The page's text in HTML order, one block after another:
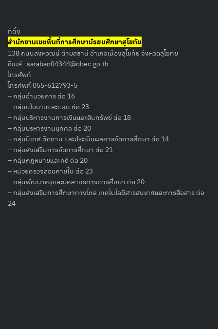
for:
ที่ตั้ง
สำนักงานเขตพื้นที่การศึกษามัธยมศึกษาสุโขทัย
138 ถนนสิงหวัฒน์ ตำบลธานี อำเภอเมืองสุโขทัย จังหวัดสุโขทัย
อีเมล์ : saraban04344@obec.go.th
โทรศัพท์
โทรศัพท์ 055-612793-5
– กลุ่มอำนวยการ ต่อ 16
– กลุ่มนโยบายและแผน ต่อ 23
– กลุ่มบริหารงานการเงินและสินทรัพย์ ต่อ 18
– กลุ่มบริหารงานบุคคล ต่อ 20
– กลุ่มนิเทศ ติดตาม และประเมินผลการจัดการศึกษา ต่อ 14
– กลุ่มส่งเสริมการจัดการศึกษา ต่อ 21
– กลุ่มกฏหมายและคดี ต่อ 20
– หน่วยตรวจสอบภายใน ต่อ 23
– กลุ่มพัฒนาครูและบุคลากรทางการศึกษา ต่อ 20
– กลุ่มส่งเสริมการศึกษาทางไกล เทคโนโลยีสารสนเทศและการสื่อสาร ต่อ
24